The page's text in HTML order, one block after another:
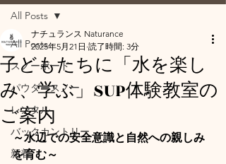
All Posts
スノーボード
パウダースノー
レンタル
バックカントリー
新着
All Posts
子どもたちに「水を楽し
み、学ぶ」SUP体験教室の
ご案内
ナチュランス Naturance
2025年5月21日 読了時間: 3分
～水辺での安全意識と自然への親しみ
を育む～